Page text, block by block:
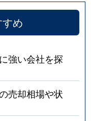
め
強い会社を探
売却相場や状